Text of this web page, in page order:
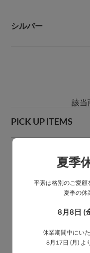
シルバー
該当
PICK UP ITEMS
夏季
平素は格別のご愛顧
夏季の休
8月8日 (
休業期間中にい
8月17日 (月) よ